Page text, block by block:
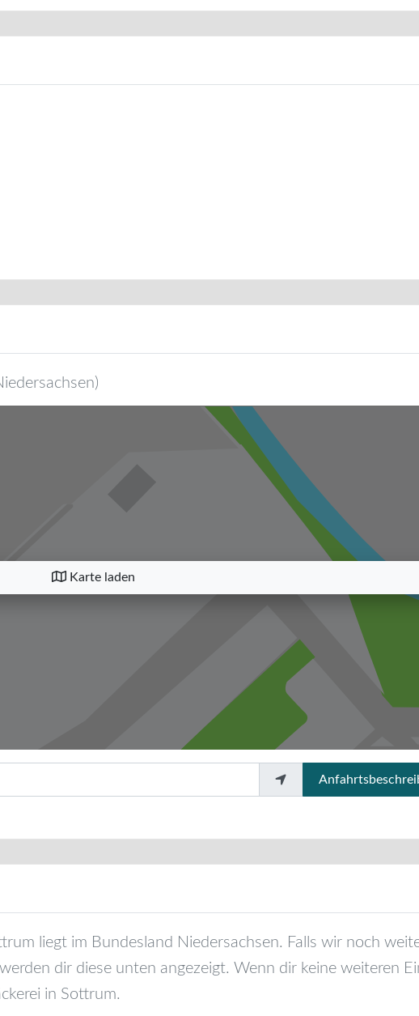
)
Karte laden
liegt im Bundesland Niedersachsen. Falls wir noch
dir diese unten angezeigt. Wenn dir keine weiteren
in Sottrum.